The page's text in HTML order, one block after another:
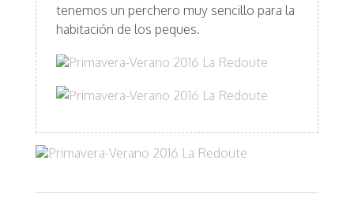
tenemos un perchero muy sencillo para la
habitación de los peques.